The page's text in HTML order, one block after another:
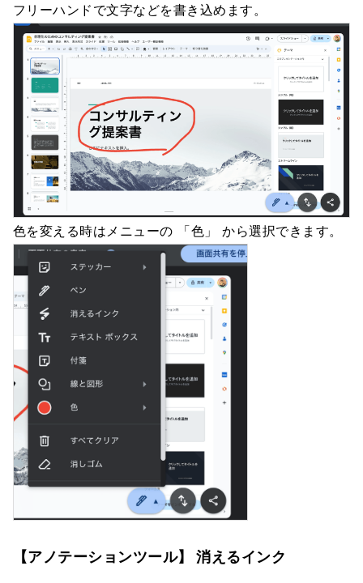
フリーハンドで文字などを書き込めます。
色を変える時はメニューの 「色」 から選択できます。
【アノテーションツール】 消えるインク